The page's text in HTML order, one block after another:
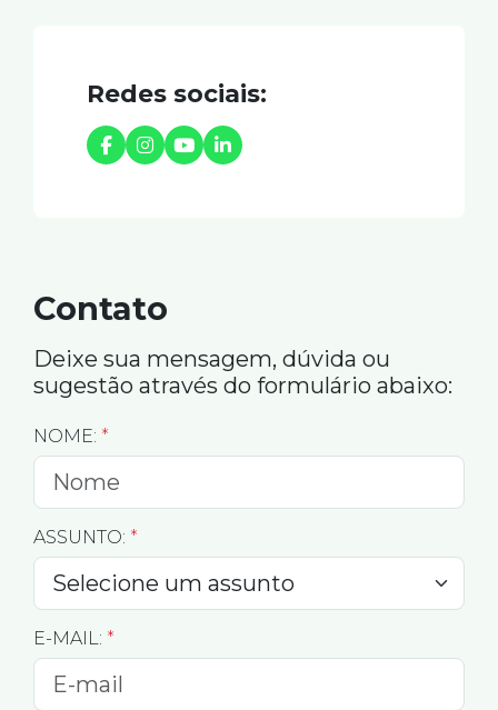
Redes sociais:
Contato
Deixe sua mensagem, dúvida ou
sugestão através do formulário abaixo:
NOME: *
ASSUNTO: *
E-MAIL: *